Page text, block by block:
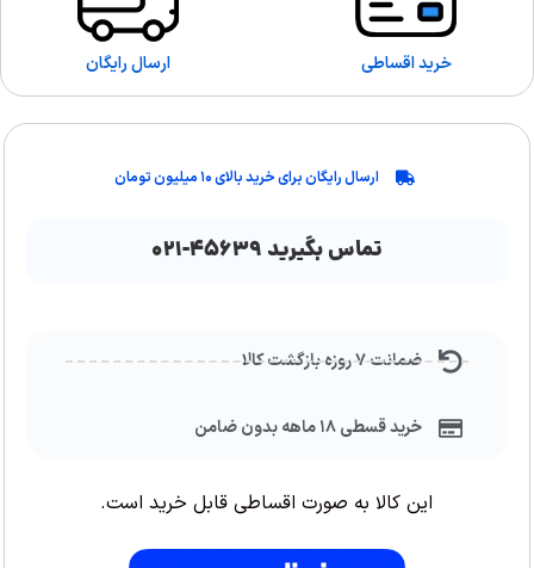
خرید اقساطی ارسال رایگان
ارسال رایگان برای خرید بالای ۱۰ میلیون تومان
تماس بگیرید ۴۵۶۳۹-۰۲۱
ضمانت ۷ روزه بازگشت کالا
خرید قسطی ۱۸ ماهه بدون ضامن
این کالا به صورت اقساطی قابل خرید است.